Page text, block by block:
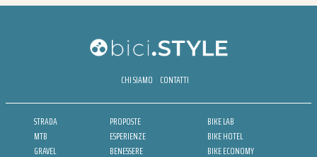
CHI SIAMO CONTATTI
STRADA
MTB
GRAVEL
PROPOSTE
ESPERIENZE
BENESSERE
BIKE LAB
BIKE HOTEL
BIKE ECONOMY